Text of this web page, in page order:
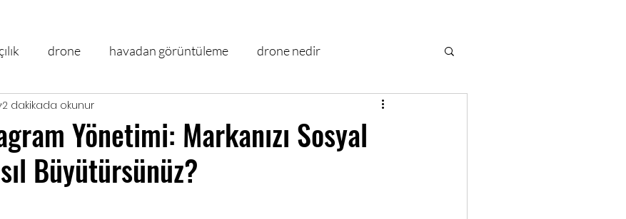
drone havadan görüntüleme drone nedir
telefon teknoloji
Yönetimi: Markanızı Sosyal
Büyütürsünüz?
2 dakikada okunur